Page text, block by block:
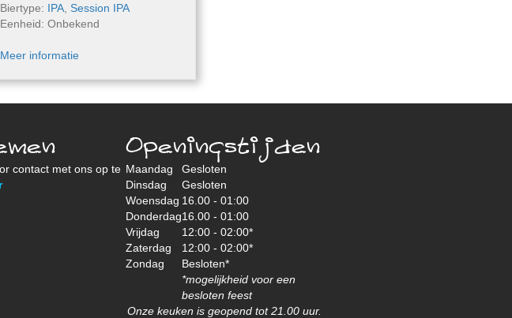
Biertype: IPA ,Session IPA
Eenheid: Onbekend
Meer informatie
contact met ons op te
Openingstijden
Maandag
Gesloten
Dinsdag
Gesloten
Woensdag 16.00 - 01:00
Donderdag16.00 - 01:00
Vrijdag
12:00 - 02:00*
Zaterdag
12:00 - 02:00*
Zondag
Besloten*
*mogelijkheid voor een
besloten feest
Onze keuken is geopend tot 21.00 uur.